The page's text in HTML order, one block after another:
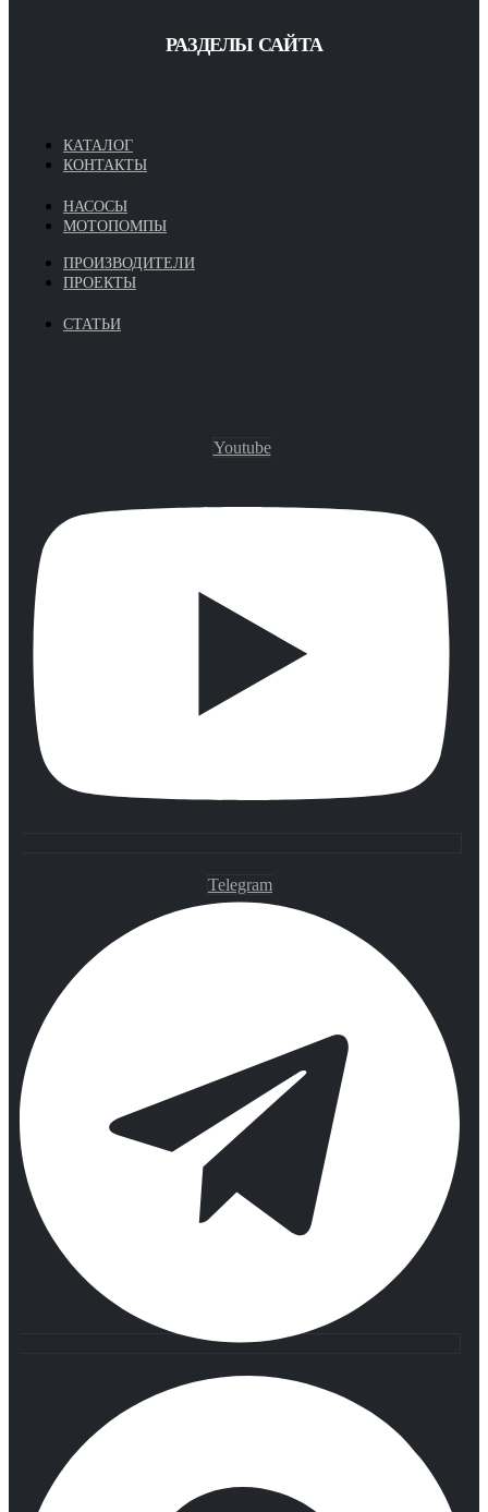
РАЗДЕЛЫ САЙТА
КАТАЛОГ
КОНТАКТЫ
НАСОСЫ
МОТОПОМПЫ
ПРОИЗВОДИТЕЛИ
ПРОЕКТЫ
СТАТЬИ
Youtube
Telegram